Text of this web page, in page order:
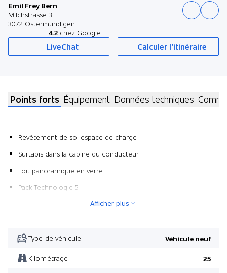
Emil Frey Bern
Milchstrasse 3
3072 Ostermundigen
4.2 chez Google
LiveChat Calculer l’itinéraire
Points forts Équipement Données techniques
Revêtement de sol espace de charge
Surtapis dans la cabine du conducteur
Toit panoramique en verre
Pack Technologie 5
Fenêtres entrebaillantes gauche et droite 2ème rangée
Peinture métallisée
Climatisation automatique 3 zones
Afficher plus
Type de véhicule Véhicule neuf
Kilométrage 25